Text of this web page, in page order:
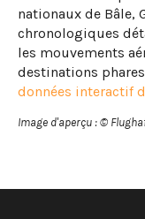
nationaux de Bâle,
chronologiques
les mouvements
destinations
données interactif
Image d'aperçu : ©